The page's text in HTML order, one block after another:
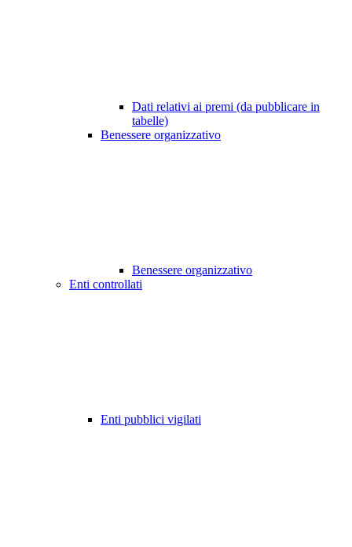
Dati relativi ai premi (da pubblicare in
tabelle)
Benessere organizzativo
Benessere organizzativo
Enti controllati
Enti pubblici vigilati